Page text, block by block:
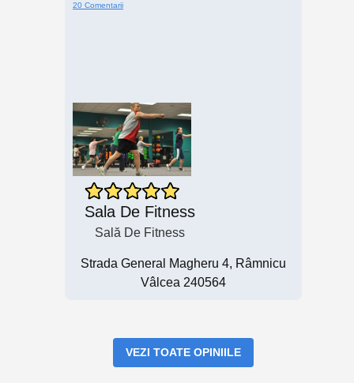
20 Comentarii
Sala De Fitness
Sală De Fitness
Strada General Magheru 4, Râmnicu
Vâlcea 240564
VEZI TOATE OPINIILE